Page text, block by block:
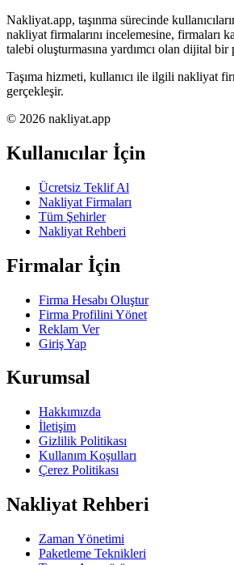
Nakliyat.app, taşınma sürecinde
nakliyat firmalarını incelemesine, firmaları
talebi oluşturmasına yardımcı olan dijital bir
Taşıma hizmeti, kullanıcı ile ilgili nakliyat
gerçekleşir.
© 2026 nakliyat.app
Kullanıcılar İçin
Ücretsiz Teklif Al
Nakliyat Firmaları
Tüm Şehirler
Nakliyat Rehberi
Firmalar İçin
Firma Hesabı Oluştur
Firma Profilini Yönet
Reklam Ver
Giriş Yap
Kurumsal
Hakkımızda
İletişim
Gizlilik Politikası
Kullanım Koşulları
Çerez Politikası
Nakliyat Rehberi
Zaman Yönetimi
Paketleme Teknikleri